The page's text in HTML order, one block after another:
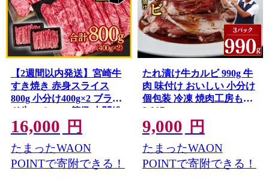
【2週間以内発送】宮崎牛
すき焼き 赤身スライス
800g 小分け400g×2 ブラン
ド牛 A４～A5等級 内閣総
理大臣賞4連覇 最高級黒毛
和牛＜58-3a＞Y
16,000 円
たまったWAON
POINTで寄附できる！
たれ漬け牛カルビ 990g 牛
肉 味付け おいしい 小分け
個包装 冷凍 焼肉工房もく
9-017
9,000 円
たまったWAON
POINTで寄附できる！